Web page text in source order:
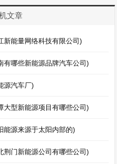
文章
新能量网络科技有限公司)
有哪些新能源品牌汽车公司)
源汽车厂)
大型新能源项目有哪些公司)
能源来源于太阳内部的)
荆门新能源公司有哪些公司)